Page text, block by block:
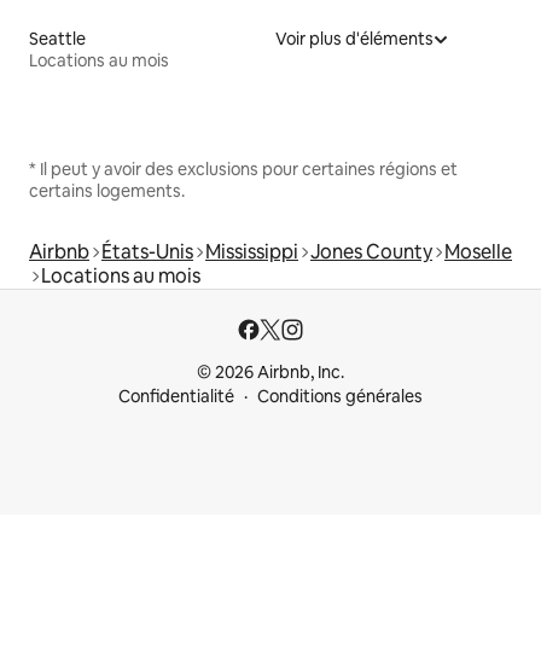
Seattle
Locations au mois
Voir plus d'éléments
* Il peut y avoir des exclusions pour certaines régions et
certains logements.
Airbnb États-Unis Mississippi Jones County Moselle
Locations au mois
© 2026 Airbnb, Inc.
Confidentialité
Conditions générales